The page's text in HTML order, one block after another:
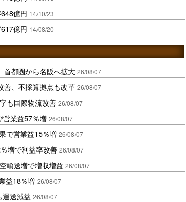
億円 14/10/23
億円 14/08/20
首都圏から名阪へ拡大 26/08/07
善、不採算拠点も改革 26/08/07
も国際物流改善 26/08/07
営業益57％増 26/08/07
で営業益15％増 26/08/07
増で利益率改善 26/08/07
輸送増で増収増益 26/08/07
益18％増 26/08/07
送減益 26/08/07